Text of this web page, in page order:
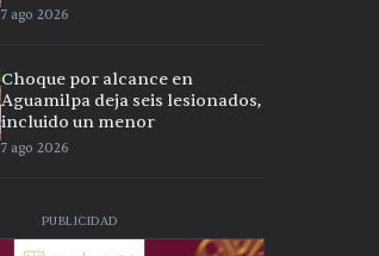
7 ago 2026
Choque por alcance en
Aguamilpa deja seis lesionados,
incluido un menor
7 ago 2026
PUBLICIDAD